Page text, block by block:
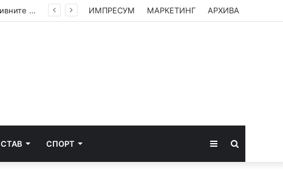
Камионџиите од Западен Балкан ќе блокираат граници бидејќи Брисел ги игнорира нивните барања ИМПРЕСУМ МАРКЕТИНГ АРХИВА
СТАВ СПОРТ Sidebar